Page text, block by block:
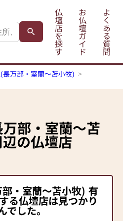
仏
壇
店
を
探
す
お
仏
壇
ガ
イ
ド
よ
く
あ
る
質
問
長万部・室蘭～苫小牧)
部・室蘭～苫
の仏壇店
・室蘭～苫小牧) 有
る仏壇店は見つかり
でした。